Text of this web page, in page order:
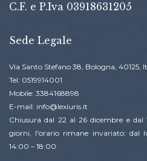
C.F. e P.Iva 03918631205
Sede Legale
Via Santo Stefano 38, Bologna, 40125,
Tel: 0519914001
Mobile: 3384168898
E-mail: info@lexiuris.it
Chiusura dal 22 al 26 dicembre e
giorni, l'orario rimane invariato: dal
14:00 – 18:00